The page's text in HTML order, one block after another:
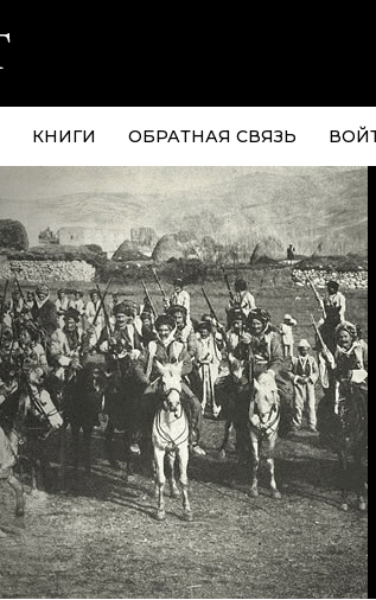
КНИГИ ОБРАТНАЯ СВЯЗЬ